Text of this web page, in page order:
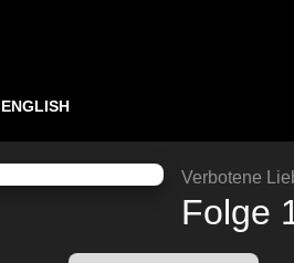
ENGLISH
ABSPIELEN 23:35
Verbotene
Folge